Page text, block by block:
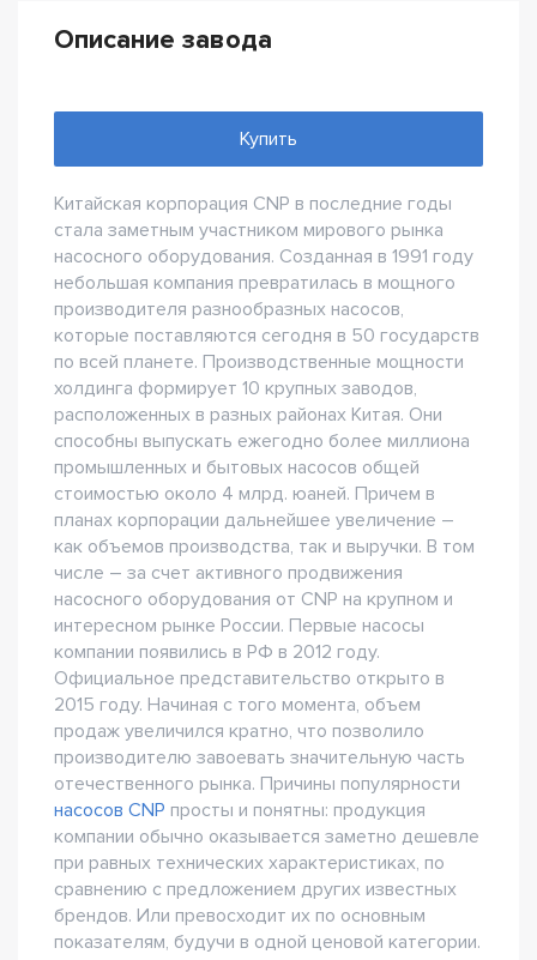
Описание завода
Купить
Китайская корпорация CNP в последние годы
стала заметным участником мирового рынка
насосного оборудования. Созданная в 1991 году
небольшая компания превратилась в мощного
производителя разнообразных насосов,
которые поставляются сегодня в 50 государств
по всей планете. Производственные мощности
холдинга формирует 10 крупных заводов,
расположенных в разных районах Китая. Они
способны выпускать ежегодно более миллиона
промышленных и бытовых насосов общей
стоимостью около 4 млрд. юаней. Причем в
планах корпорации дальнейшее увеличение –
как объемов производства, так и выручки. В том
числе – за счет активного продвижения
насосного оборудования от CNP на крупном и
интересном рынке России. Первые насосы
компании появились в РФ в 2012 году.
Официальное представительство открыто в
2015 году. Начиная с того момента, объем
продаж увеличился кратно, что позволило
производителю завоевать значительную часть
отечественного рынка. Причины популярности
насосов CNP просты и понятны: продукция
компании обычно оказывается заметно дешевле
при равных технических характеристиках, по
сравнению с предложением других известных
брендов. Или превосходит их по основным
показателям, будучи в одной ценовой категории.